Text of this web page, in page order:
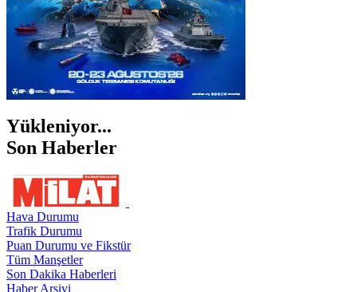
Yükleniyor...
Son Haberler
Hava Durumu
Trafik Durumu
Puan Durumu ve Fikstür
Tüm Manşetler
Son Dakika Haberleri
Haber Arşivi